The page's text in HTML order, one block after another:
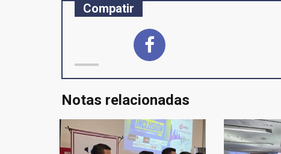
Compatir
Notas relacionadas